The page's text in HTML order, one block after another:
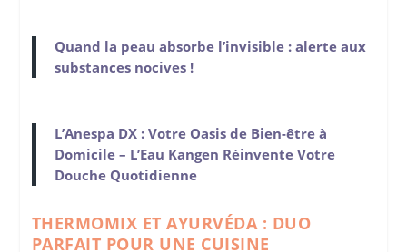
Quand la peau absorbe l’invisible : alerte aux
substances nocives !
L’Anespa DX : Votre Oasis de Bien-être à
Domicile – L’Eau Kangen Réinvente Votre
Douche Quotidienne
THERMOMIX ET AYURVÉDA : DUO
PARFAIT POUR UNE CUISINE